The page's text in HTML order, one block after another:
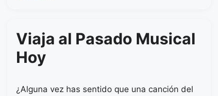
Viaja al Pasado Musical
Hoy
¿Alguna vez has sentido que una canción del